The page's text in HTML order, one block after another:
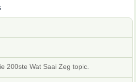
200ste Wat Saai Zeg topic.